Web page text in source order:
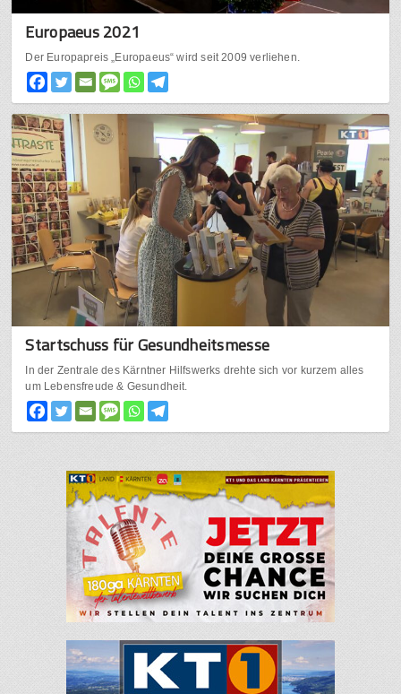
Europaeus 2021
Der Europapreis „Europaeus“ wird seit 2009 verliehen.
Startschuss für Gesundheitsmesse
In der Zentrale des Kärntner Hilfswerks drehte sich vor kurzem alles
um Lebensfreude & Gesundheit.